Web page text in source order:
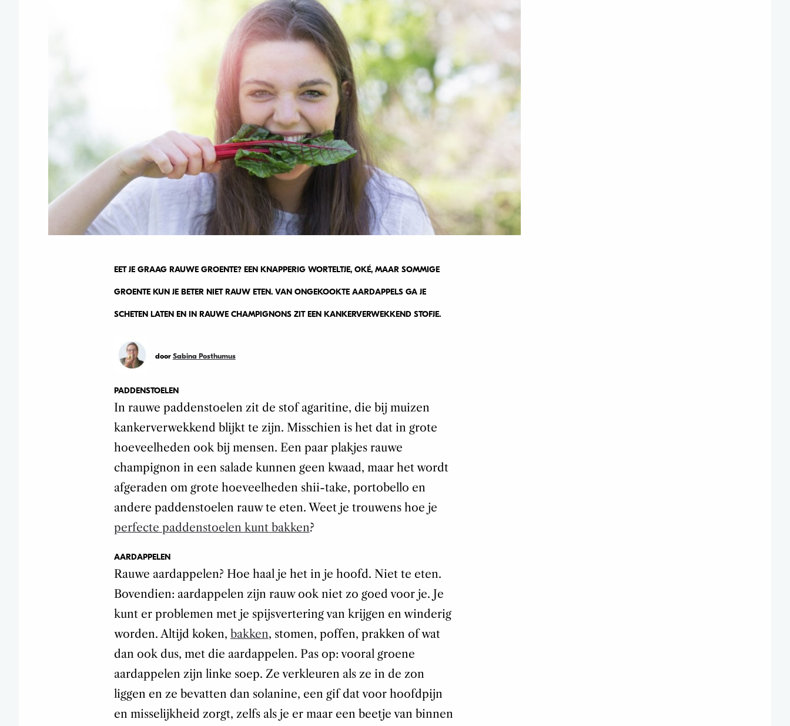
EET JE GRAAG RAUWE GROENTE? EEN KNAPPERIG WORTELTJE, OKÉ, MAAR SOMMIGE
GROENTE KUN JE BETER NIET RAUW ETEN. VAN ONGEKOOKTE AARDAPPELS GA JE
SCHETEN LATEN EN IN RAUWE CHAMPIGNONS ZIT EEN KANKERVERWEKKEND STOFJE.
door Sabina Posthumus
PADDENSTOELEN
In rauwe paddenstoelen zit de stof agaritine, die bij muizen
kankerverwekkend blijkt te zijn. Misschien is het dat in grote
hoeveelheden ook bij mensen. Een paar plakjes rauwe
champignon in een salade kunnen geen kwaad, maar het wordt
afgeraden om grote hoeveelheden shii-take, portobello en
andere paddenstoelen rauw te eten. Weet je trouwens hoe je
perfecte paddenstoelen kunt bakken?
AARDAPPELEN
Rauwe aardappelen? Hoe haal je het in je hoofd. Niet te eten.
Bovendien: aardappelen zijn rauw ook niet zo goed voor je. Je
kunt er problemen met je spijsvertering van krijgen en winderig
worden. Altijd koken, bakken, stomen, poffen, prakken of wat
dan ook dus, met die aardappelen. Pas op: vooral groene
aardappelen zijn linke soep. Ze verkleuren als ze in de zon
liggen en ze bevatten dan solanine, een gif dat voor hoofdpijn
en misselijkheid zorgt, zelfs als je er maar een beetje van binnen